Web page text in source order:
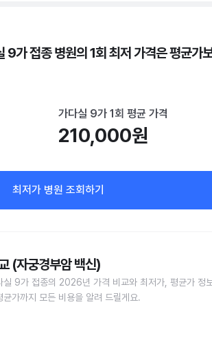
가 접종 병원의 1회 최저 가격은 평균가
가다실 9가 1회 평균 가격
210,000원
최저가 병원 조회하기
(자궁경부암 백신)
실 9가 접종의 2026년 가격 비교와 최저가, 평균가 정
가까지 모든 비용을 알려 드릴게요.